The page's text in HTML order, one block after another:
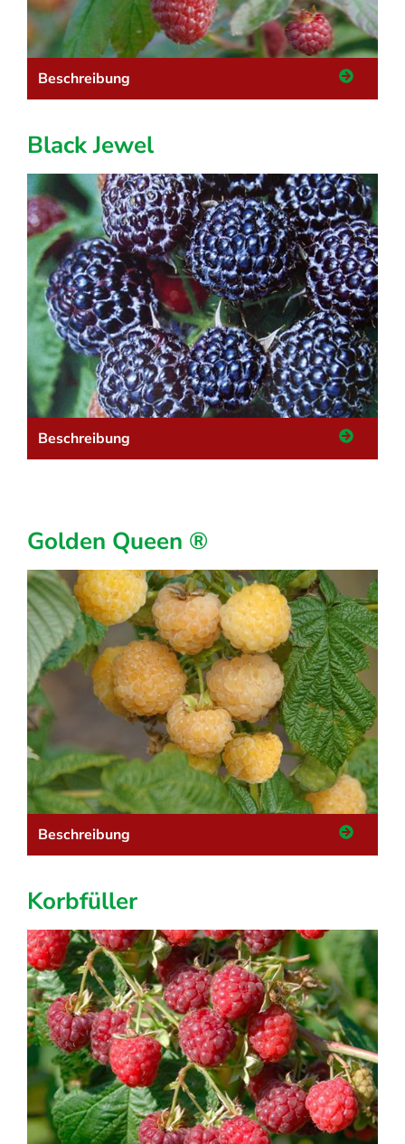
Beschreibung
Black Jewel
Beschreibung
Golden Queen ®
Beschreibung
Korbfüller